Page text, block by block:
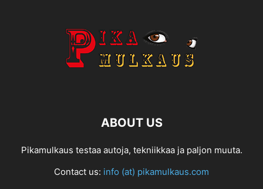
ABOUT US
Pikamulkaus testaa autoja, tekniikkaa ja paljon muuta.
Contact us: info (at) pikamulkaus.com